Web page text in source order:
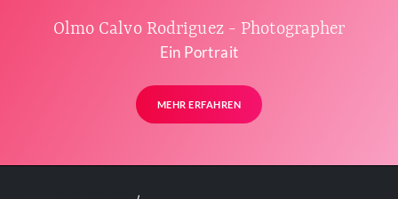
Olmo Calvo Rodriguez - Photographer
Ein Portrait
MEHR ERFAHREN